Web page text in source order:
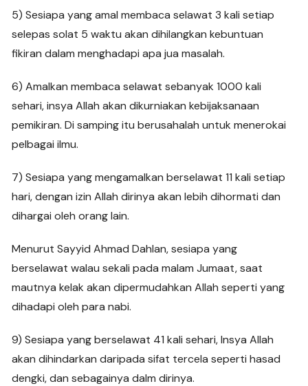
5) Sesiapa yang amal membaca selawat 3 kali setiap
selepas solat 5 waktu akan dihilangkan kebuntuan
fikiran dalam menghadapi apa jua masalah.
6) Amalkan membaca selawat sebanyak 1000 kali
sehari, insya Allah akan dikurniakan kebijaksanaan
pemikiran. Di samping itu berusahalah untuk menerokai
pelbagai ilmu.
7) Sesiapa yang mengamalkan berselawat 11 kali setiap
hari, dengan izin Allah dirinya akan lebih dihormati dan
dihargai oleh orang lain.
Menurut Sayyid Ahmad Dahlan, sesiapa yang
berselawat walau sekali pada malam Jumaat, saat
mautnya kelak akan dipermudahkan Allah seperti yang
dihadapi oleh para nabi.
9) Sesiapa yang berselawat 41 kali sehari, Insya Allah
akan dihindarkan daripada sifat tercela seperti hasad
dengki, dan sebagainya dalm dirinya.